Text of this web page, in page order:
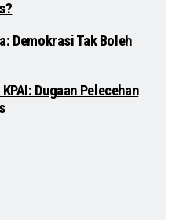
Demokrasi Tak Boleh
Dugaan Pelecehan